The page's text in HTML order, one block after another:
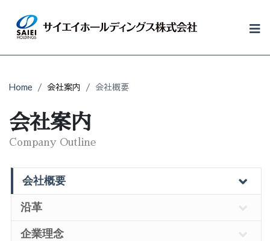
Home 会社案内 会社概要
会社案内
Company Outline
会社概要
沿革
企業理念
福利厚生